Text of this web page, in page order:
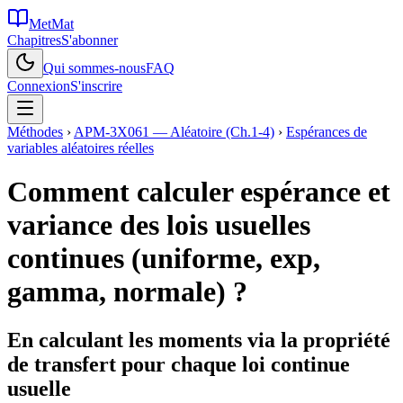
MetMat
ChapitresS'abonner
Qui sommes-nousFAQ
ConnexionS'inscrire
Méthodes › APM-3X061 — Aléatoire (Ch.1-4) › Espérances de
variables aléatoires réelles
Comment calculer espérance et
variance des lois usuelles
continues (uniforme, exp,
gamma, normale) ?
En calculant les moments via la propriété
de transfert pour chaque loi continue
usuelle